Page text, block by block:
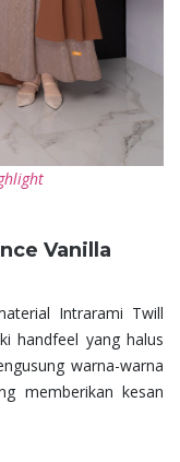
Vanilla
Intrarami Twill
handfeel yang halus
warna-warna
memberikan kesan